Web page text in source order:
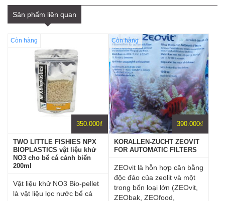
Sản phẩm liên quan
Còn hàng
350.000₫
TWO LITTLE FISHIES NPX
BIOPLASTICS vật liệu khử
NO3 cho bể cá cảnh biển
200ml
Vật liệu khử NO3 Bio-pellet
là vật liệu lọc nước bể cá
Còn hàng
390.000₫
KORALLEN-ZUCHT ZEOVIT
FOR AUTOMATIC FILTERS
ZEOvit là hỗn hợp cân bằng
độc đáo của zeolit ​​và một
trong bốn loại lớn (ZEOvit,
ZEObak, ZEOfood,